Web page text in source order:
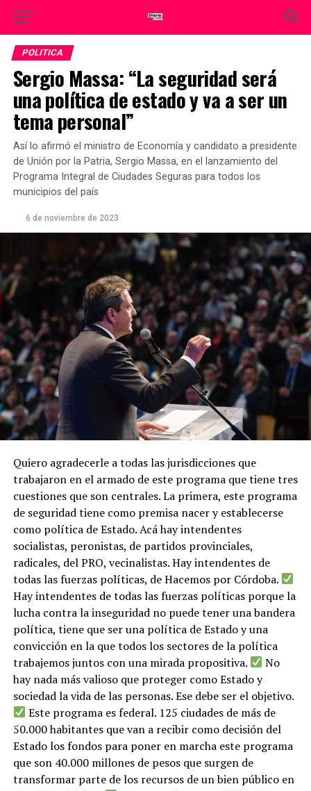
POLITICA
Sergio Massa: “La seguridad será
una política de estado y va a ser un
tema personal”
Así lo afirmó el ministro de Economía y candidato a presidente
de Unión por la Patria, Sergio Massa, en el lanzamiento del
Programa Integral de Ciudades Seguras para todos los
municipios del país
6 de noviembre de 2023
Quiero agradecerle a todas las jurisdicciones que
trabajaron en el armado de este programa que tiene tres
cuestiones que son centrales. La primera, este programa
de seguridad tiene como premisa nacer y establecerse
como política de Estado. Acá hay intendentes
socialistas, peronistas, de partidos provinciales,
radicales, del PRO, vecinalistas. Hay intendentes de
todas las fuerzas políticas, de Hacemos por Córdoba.
Hay intendentes de todas las fuerzas políticas porque la
lucha contra la inseguridad no puede tener una bandera
política, tiene que ser una política de Estado y una
convicción en la que todos los sectores de la política
trabajemos juntos con una mirada propositiva.
No
hay nada más valioso que proteger como Estado y
sociedad la vida de las personas. Ese debe ser el objetivo.
Este programa es federal. 125 ciudades de más de
50.000 habitantes que van a recibir como decisión del
Estado los fondos para poner en marcha este programa
que son 40.000 millones de pesos que surgen de
transformar parte de los recursos de un bien público en